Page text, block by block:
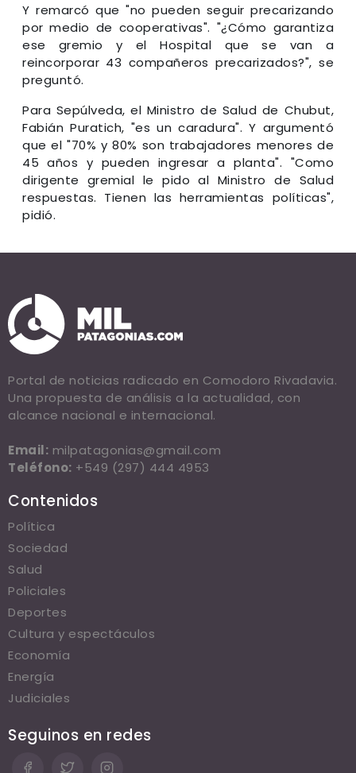
Y remarcó que "no pueden seguir precarizando
por medio de cooperativas". "¿Cómo garantiza
ese gremio y el Hospital que se van a
reincorporar 43 compañeros precarizados?", se
preguntó.
Para Sepúlveda, el Ministro de Salud de Chubut,
Fabián Puratich, "es un caradura". Y argumentó
que el "70% y 80% son trabajadores menores de
45 años y pueden ingresar a planta". "Como
dirigente gremial le pido al Ministro de Salud
respuestas. Tienen las herramientas políticas",
pidió.
Portal de noticias radicado en Comodoro Rivadavia.
Una propuesta de análisis a la actualidad, con
alcance nacional e internacional.
Email: milpatagonias@gmail.com
Teléfono: +549 (297) 444 4953
Contenidos
Política
Sociedad
Salud
Policiales
Deportes
Cultura y espectáculos
Economía
Energía
Judiciales
Seguinos en redes